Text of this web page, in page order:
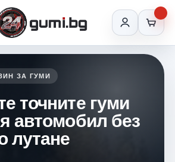
ЗА ГУМИ
точните гуми
автомобил без
лутане